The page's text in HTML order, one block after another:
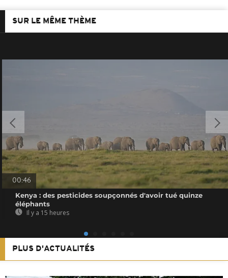
SUR LE MÊME THÈME
00:46
Kenya : des pesticides soupçonnés d'avoir tué quinze
éléphants
Il y a 15 heures
PLUS D'ACTUALITÉS